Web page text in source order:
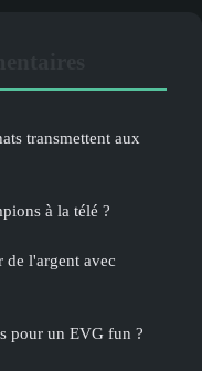
transmettent aux
à la télé ?
de l'argent avec
pour un EVG fun ?